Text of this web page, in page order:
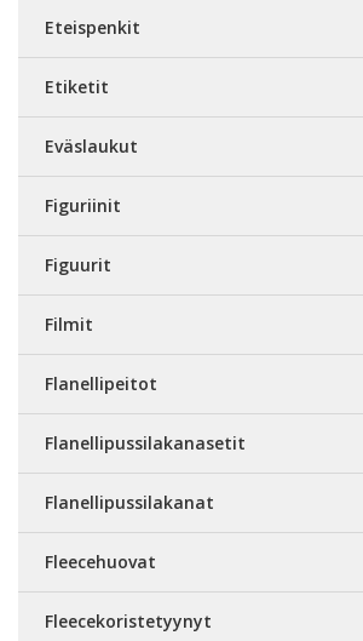
Eteispenkit
Etiketit
Eväslaukut
Figuriinit
Figuurit
Filmit
Flanellipeitot
Flanellipussilakanasetit
Flanellipussilakanat
Fleecehuovat
Fleecekoristetyynyt